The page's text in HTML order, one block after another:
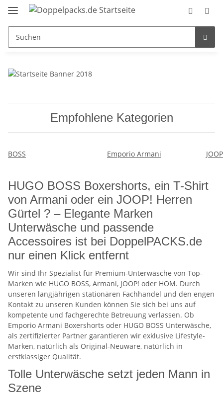
Empfohlene Kategorien
BOSS Emporio Armani JOOP
HUGO BOSS Boxershorts, ein T-Shirt
von Armani oder ein JOOP! Herren
Gürtel ? – Elegante Marken
Unterwäsche und passende
Accessoires ist bei DoppelPACKS.de
nur einen Klick entfernt
Wir sind Ihr Spezialist für Premium-Unterwäsche von Top-
Marken wie HUGO BOSS, Armani, JOOP! oder HOM. Durch
unseren langjährigen stationären Fachhandel und den engen
Kontakt zu unseren Kunden können Sie sich bei uns auf
kompetente und fachgerechte Betreuung verlassen. Ob
Emporio Armani Boxershorts oder HUGO BOSS Unterwäsche,
als zertifizierter Partner garantieren wir exklusive Lifestyle-
Marken, natürlich als Original-Neuware, natürlich in
erstklassiger Qualität.
Tolle Unterwäsche setzt jeden Mann in
Szene